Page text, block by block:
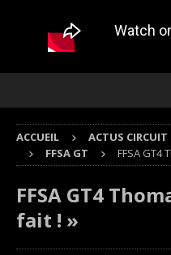
ACCUEIL ACTUS CIRCUIT
FFSA GT
FFSA GT4
FFSA GT4
fait ! »